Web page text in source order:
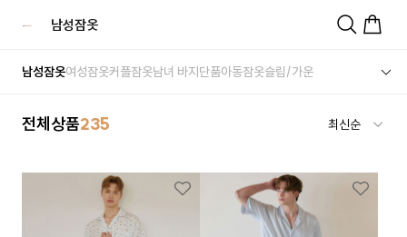
남성잠옷
남성잠옷여성잠옷커플잠옷남녀 바지단품아동잠옷슬립/가운
전체상품235